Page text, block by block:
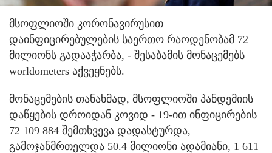
მსოფლიოში კორონავირუსით
დაინფიცირებულების საერთო რაოდენობამ 72
მილიონს გადააჭარბა, - შესაბამის მონაცემებს
worldometers აქვეყნებს.
მონაცემების თანახმად, მსოფლიოში პანდემიის
დაწყების დროიდან კოვიდ - 19-ით ინფიცირების
72 109 884 შემთხვევა დადასტურდა,
გამოჯანმრთელდა 50.4 მილიონი ადამიანი, 1 611